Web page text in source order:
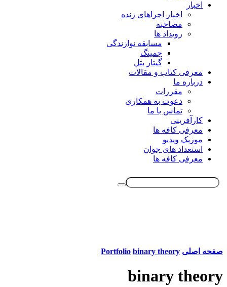
اخبار
اخبار اجراهای زنده
مصاحبه
رویداد ها
مسابقه نوازندگی
جمینگ
گیتار بتل
معرفی کتاب و مقالات
درباره ما
مقررات
دعوت به همکاری
تماس با ما
کارآفرینی
معرفی کافه ها
موزیک ویدیو
استعداد های جوان
معرفی کافه ها
صفحه اصلی Portfolio binary theory
binary theory